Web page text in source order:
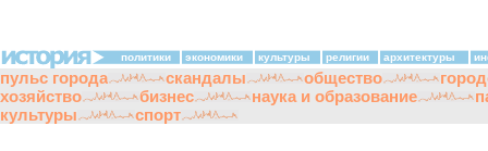
политики экономики культуры религии архитектуры
пульс города скандалы общество
хозяйство
бизнес наука и образование
культуры
спорт